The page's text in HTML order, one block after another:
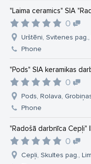
"Laima ceramics" SIA
0
Urštēni, Svitenes pag.,
Phone
"Pods" SIA keramikas
0
Pods, Rolava,
Phone
"Radošā darbnīca Cepļi"
0
Cepļi, Skultes pag.,